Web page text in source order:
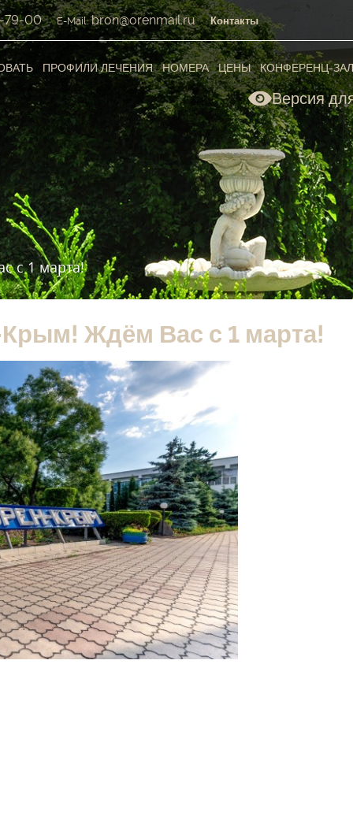
79-00 E-Mail: bron@orenmail.ru Контакты
ПРОФИЛИ ЛЕЧЕНИЯ НОМЕРА ЦЕНЫ КОНФЕРЕНЦ-ЗАЛ
Версия
с 1 марта!
Ждём Вас с 1 марта!